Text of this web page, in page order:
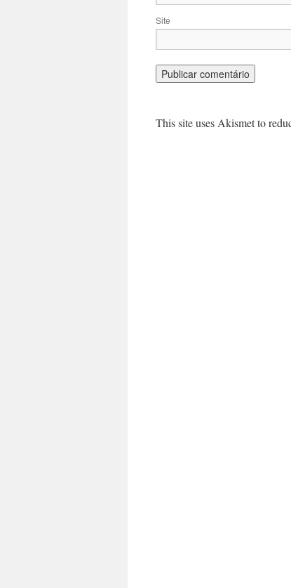
Site
This site uses Akismet to